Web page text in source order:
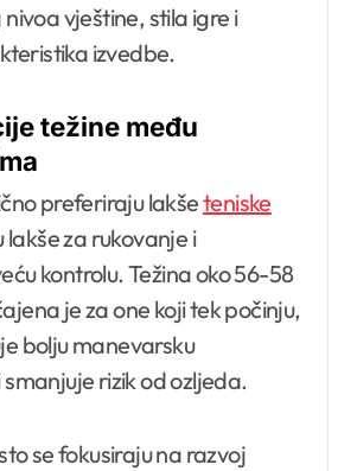
vještine, stila igre i
izvedbe.
težine među
preferiraju lakšeteniske
lakše za rukovanje i
kontrolu. Težina oko 56-58
je za one koji tek počinju,
bolju manevarsku
rizik od ozljeda.
se fokusiraju na razvoj